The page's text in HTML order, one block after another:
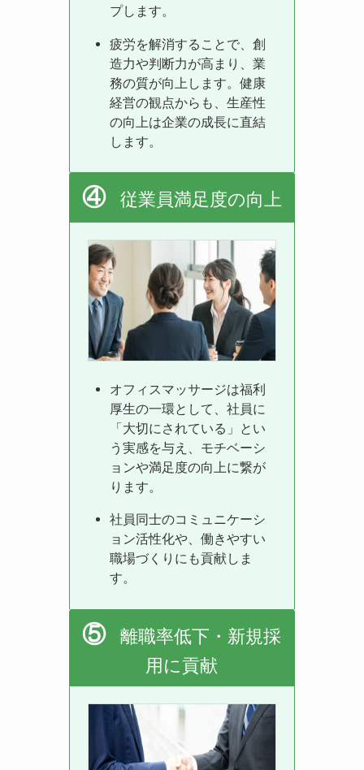
プします。
疲労を解消することで、創
造力や判断力が高まり、業
務の質が向上します。健康
経営の観点からも、生産性
の向上は企業の成長に直結
します。
④ 従業員満足度の向上
オフィスマッサージは福利
厚生の一環として、社員に
「大切にされている」とい
う実感を与え、モチベーシ
ョンや満足度の向上に繋が
ります。
社員同士のコミュニケーシ
ョン活性化や、働きやすい
職場づくりにも貢献しま
す。
⑤
離職率低下・新規採
用に貢献